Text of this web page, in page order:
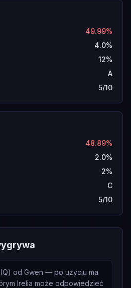
49.99%
4.0%
12%
A
5/10
48.89%
2.0%
2%
C
5/10
od Gwen — po użyciu ma
Irelia może odpowiedzieć